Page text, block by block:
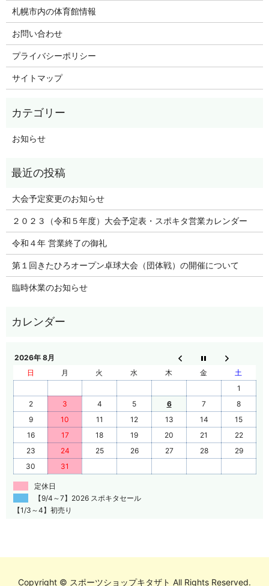
札幌市内の体育館情報
お問い合わせ
プライバシーポリシー
サイトマップ
お知らせ
大会予定変更のお知らせ
２０２３（令和５年度）大会予定表・スポキタ営業カレンダー
令和４年 営業終了の御礼
第１回きたひろオープン卓球大会（団体戦）の開催について
臨時休業のお知らせ
2026年 8月
日
月 火 水 木 金
土
1
2
3 4 5 6 7
8
9
10 11 12 13 14
15
16
17 18 19 20 21
22
23
24 25 26 27 28
29
30
31
定休日
【9/4～7】2026 スポキタセール
【1/3～4】初売り
Copyright © スポーツショップキタザト All Rights Reserved.